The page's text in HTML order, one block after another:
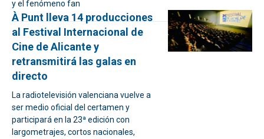
y el fenómeno fan
À Punt lleva 14 producciones
al Festival Internacional de
Cine de Alicante y
retransmitirá las galas en
directo
La radiotelevisión valenciana vuelve a
ser medio oficial del certamen y
participará en la 23ª edición con
largometrajes, cortos nacionales,